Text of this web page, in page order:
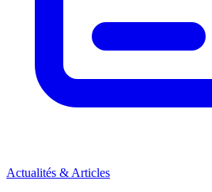
Actualités & Articles